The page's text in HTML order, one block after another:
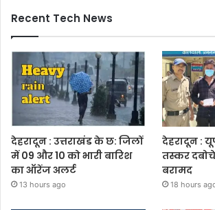
Recent Tech News
देहरादून : उत्तराखंड के छ: जिलों
में 09 और 10 को भारी बारिश
का ऑरेंज अलर्ट
13 hours ago
देहरादून :
तस्कर
बरामद
18 hours